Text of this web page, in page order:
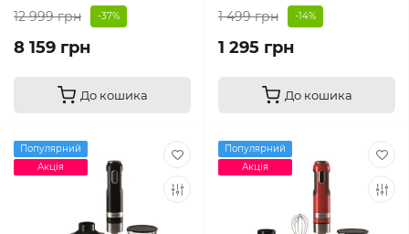
12 999 грн
-37%
8 159 грн
До кошика
1 499 грн -14%
1 295 грн
До кошика
Популярний
Акція
Популярний
Акція